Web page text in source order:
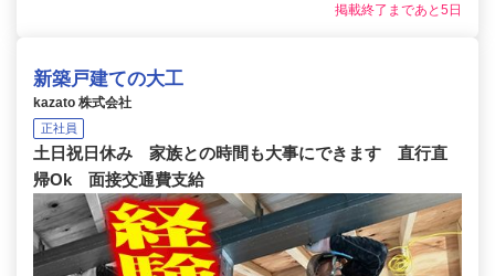
掲載終了まであと5日
新築戸建ての大工
kazato 株式会社
正社員
土日祝日休み 家族との時間も大事にできます 直行直
帰Ok 面接交通費支給